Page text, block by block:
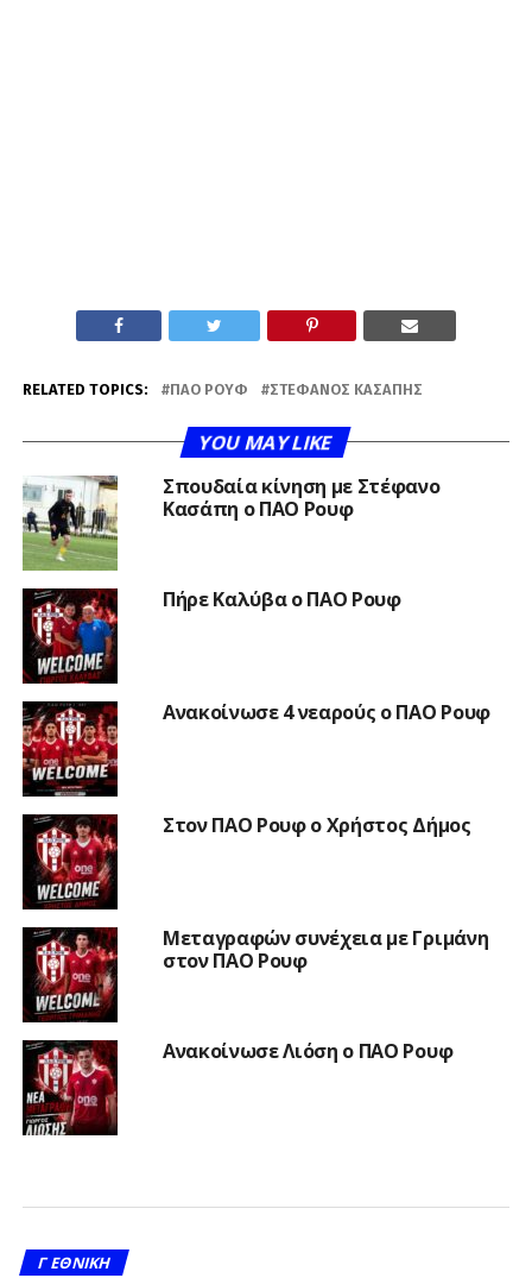
RELATED TOPICS: ΠΑΟ ΡΟΥΦ ΣΤΈΦΑΝΟΣ ΚΑΣΆΠΗΣ
YOU MAY LIKE
Σπουδαία κίνηση με Στέφανο
Κασάπη ο ΠΑΟ Ρουφ
Πήρε Καλύβα ο ΠΑΟ Ρουφ
Ανακοίνωσε 4 νεαρούς ο ΠΑΟ Ρουφ
Στον ΠΑΟ Ρουφ ο Χρήστος Δήμος
Μεταγραφών συνέχεια με Γριμάνη
στον ΠΑΟ Ρουφ
Ανακοίνωσε Λιόση ο ΠΑΟ Ρουφ
Γ ΕΘΝΙΚΉ